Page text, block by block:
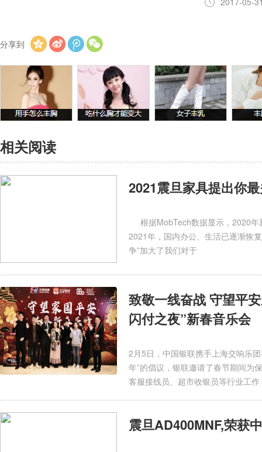
分享到
相关阅读
2021震旦家具提出你
根据MobTech数据显示，2020年
2021年，国内办公、生活已逐渐恢
争”加大了我们对于
致敬一线奋战 守望平
闪付之夜”新春音乐会
2月5日，中国银联携手上海交响乐
年”的倡议，银联邀请了春节期间为
客服接线员、超市收银员等行业工作
震旦AD400MNF,荣获